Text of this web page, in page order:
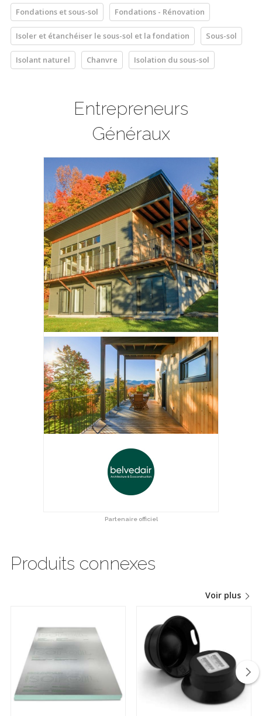
Fondations et sous-sol Fondations - Rénovation
Isoler et étanchéiser le sous-sol et la fondation Sous-sol
Isolant naturel Chanvre Isolation du sous-sol
Entrepreneurs
Généraux
Partenaire officiel
Produits connexes
Voir plus